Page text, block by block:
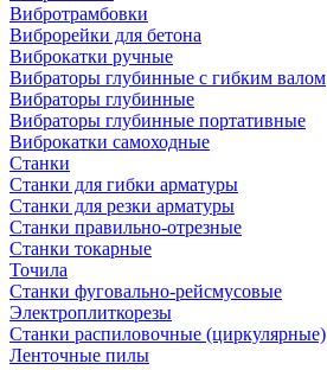
Вибротрамбовки
Виброрейки для бетона
Виброкатки ручные
Вибраторы глубинные с гибким валом
Вибраторы глубинные
Вибраторы глубинные портативные
Виброкатки самоходные
Станки
Станки для гибки арматуры
Станки для резки арматуры
Станки правильно-отрезные
Станки токарные
Точила
Станки фуговально-рейсмусовые
Электроплиткорезы
Станки распиловочные (циркулярные)
Ленточные пилы